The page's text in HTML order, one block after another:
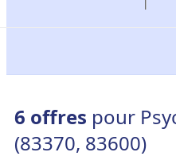
6 offres pour
(83370, 83600)